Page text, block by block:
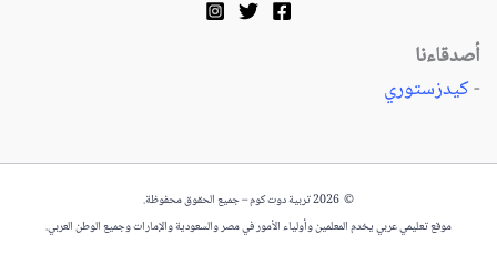
أصدقاءنا
-كيدزستوري
© 2026 تربية دوت كوم – جميع الحقوق محفوظة.
موقع تعليمي عربي يخدم المعلمين وأولياء الأمور في مصر والسعودية والإمارات وجميع الوطن العربي.